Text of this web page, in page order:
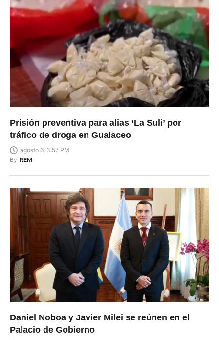
Prisión preventiva para alias ‘La Suli’ por
tráfico de droga en Gualaceo
agosto 6, 3:57 PM
By REM
Daniel Noboa y Javier Milei se reúnen en el
Palacio de Gobierno